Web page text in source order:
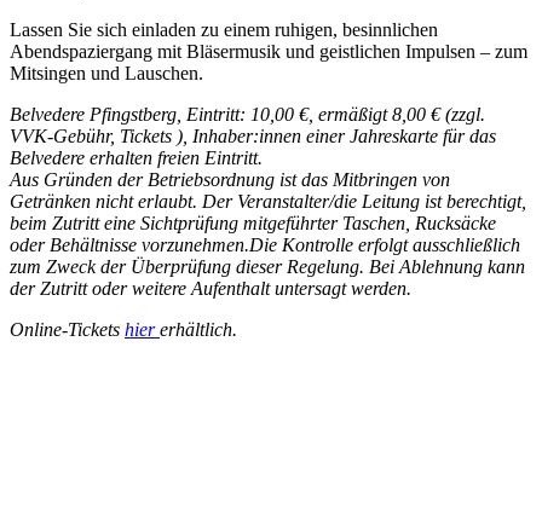
Lassen Sie sich einladen zu einem ruhigen, besinnlichen
Abendspaziergang mit Bläsermusik und geistlichen Impulsen – zum
Mitsingen und Lauschen.
Belvedere Pfingstberg, Eintritt: 10,00 €, ermäßigt 8,00 € (zzgl.
VVK-Gebühr, Tickets ), Inhaber:innen einer Jahreskarte für das
Belvedere erhalten freien Eintritt.
Aus Gründen der Betriebsordnung ist das Mitbringen von
Getränken nicht erlaubt. Der Veranstalter/die Leitung ist berechtigt,
beim Zutritt eine Sichtprüfung mitgeführter Taschen, Rucksäcke
oder Behältnisse vorzunehmen.Die Kontrolle erfolgt ausschließlich
zum Zweck der Überprüfung dieser Regelung. Bei Ablehnung kann
der Zutritt oder weitere Aufenthalt untersagt werden.
Online-Tickets hiererhältlich.